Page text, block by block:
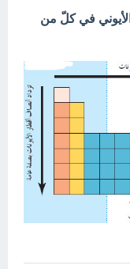
في كلّ من